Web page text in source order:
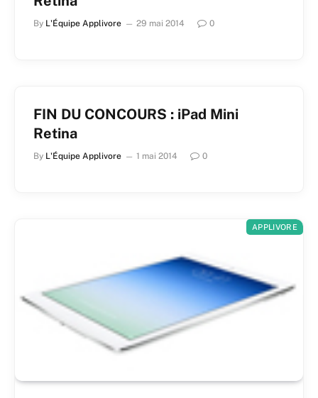
By L'Équipe Applivore 29 mai 2014 0
FIN DU CONCOURS : iPad Mini
Retina
By L'Équipe Applivore 1 mai 2014 0
APPLIVORE